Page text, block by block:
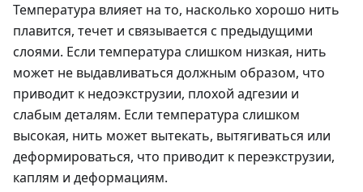
Температура влияет на то, насколько хорошо нить
плавится, течет и связывается с предыдущими
слоями. Если температура слишком низкая, нить
может не выдавливаться должным образом, что
приводит к недоэкструзии, плохой адгезии и
слабым деталям. Если температура слишком
высокая, нить может вытекать, вытягиваться или
деформироваться, что приводит к переэкструзии,
каплям и деформациям.